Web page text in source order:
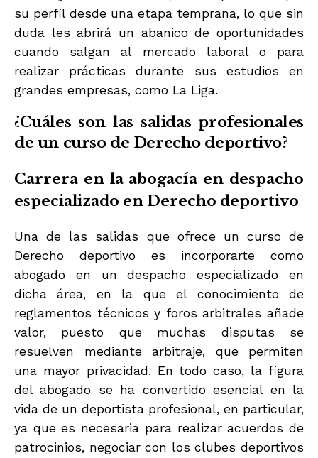
su perfil desde una etapa temprana, lo que sin
duda les abrirá un abanico de oportunidades
cuando salgan al mercado laboral o para
realizar prácticas durante sus estudios en
grandes empresas, como La Liga.
¿Cuáles son las salidas profesionales
de un curso de Derecho deportivo?
Carrera en la abogacía en despacho
especializado en Derecho deportivo
Una de las salidas que ofrece un curso de
Derecho deportivo es incorporarte como
abogado en un despacho especializado en
dicha área, en la que el conocimiento de
reglamentos técnicos y foros arbitrales añade
valor, puesto que muchas disputas se
resuelven mediante arbitraje, que permiten
una mayor privacidad. En todo caso, la figura
del abogado se ha convertido esencial en la
vida de un deportista profesional, en particular,
ya que es necesaria para realizar acuerdos de
patrocinios, negociar con los clubes deportivos